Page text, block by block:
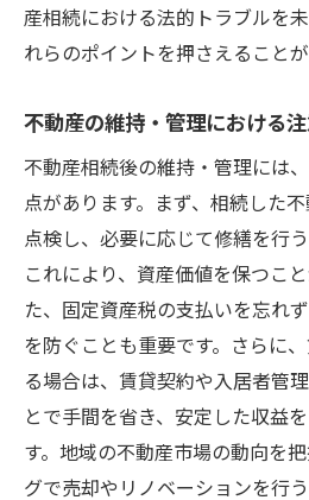
産相続における法的トラブルを
れらのポイントを押さえることが
不動産の維持・管理における
不動産相続後の維持・管理には
点があります。まず、相続した
点検し、必要に応じて修繕を行
これにより、資産価値を保つこ
た、固定資産税の支払いを忘れ
を防ぐことも重要です。さらに
る場合は、賃貸契約や入居者管
とで手間を省き、安定した収益
す。地域の不動産市場の動向を
グで売却やリノベーションを行